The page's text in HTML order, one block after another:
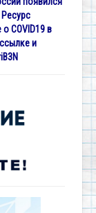
COVID19 в
и